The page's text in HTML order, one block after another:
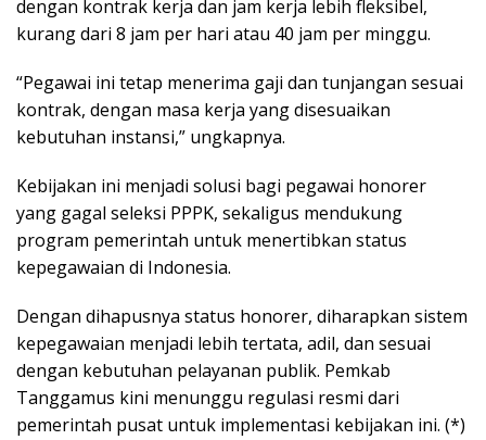
dengan kontrak kerja dan jam kerja lebih fleksibel,
kurang dari 8 jam per hari atau 40 jam per minggu.
“Pegawai ini tetap menerima gaji dan tunjangan sesuai
kontrak, dengan masa kerja yang disesuaikan
kebutuhan instansi,” ungkapnya.
Kebijakan ini menjadi solusi bagi pegawai honorer
yang gagal seleksi PPPK, sekaligus mendukung
program pemerintah untuk menertibkan status
kepegawaian di Indonesia.
Dengan dihapusnya status honorer, diharapkan sistem
kepegawaian menjadi lebih tertata, adil, dan sesuai
dengan kebutuhan pelayanan publik. Pemkab
Tanggamus kini menunggu regulasi resmi dari
pemerintah pusat untuk implementasi kebijakan ini. (*)